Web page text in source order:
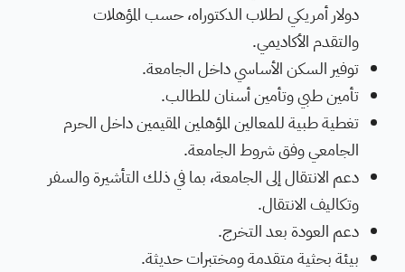
دولار أمريكي لطلاب الدكتوراه، حسب المؤهلات
والتقدم الأكاديمي.
توفير السكن الأساسي داخل الجامعة.
تأمين طبي وتأمين أسنان للطالب.
تغطية طبية للمعالين المؤهلين المقيمين داخل الحرم
الجامعي وفق شروط الجامعة.
دعم الانتقال إلى الجامعة، بما في ذلك التأشيرة والسفر
وتكاليف الانتقال.
دعم العودة بعد التخرج.
بيئة بحثية متقدمة ومختبرات حديثة.